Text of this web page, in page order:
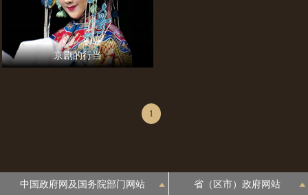
京剧的行当
1
中国政府网及国务院部门网站 省（区市）政府网站